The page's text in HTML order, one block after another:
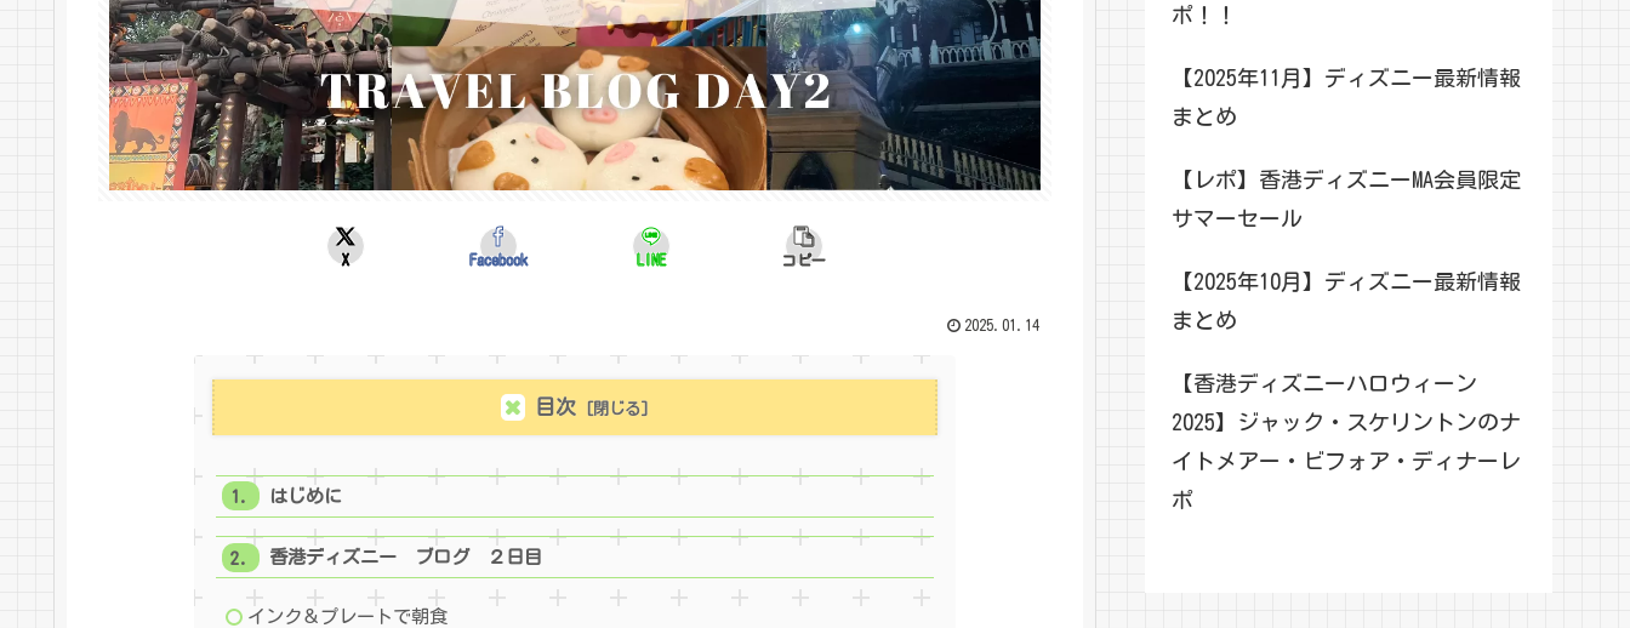
X Facebook LINE コピー
2025.01.14
目次
はじめに
香港ディズニー ブログ ２日目
インク＆プレートで朝食
ポ！！
【2025年11月】ディズニー最新情報
まとめ
【レポ】香港ディズニーMA会員限定
サマーセール
【2025年10月】ディズニー最新情報
まとめ
【香港ディズニーハロウィーン
2025】ジャック・スケリントンのナ
イトメアー・ビフォア・ディナーレ
ポ